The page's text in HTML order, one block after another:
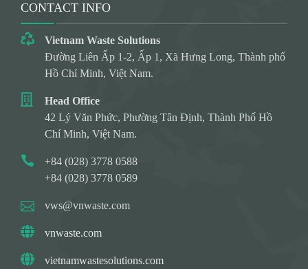
CONTACT INFO
Vietnam Waste Solutions
Đường Liên Ấp 1-2, Ấp 1, Xã Hưng Long, Thành phố
Hồ Chí Minh, Việt Nam.
Head Office
42 Lý Văn Phức, Phường Tân Định, Thành Phố Hồ
Chí Minh, Việt Nam.
+84 (028) 3778 0588
+84 (028) 3778 0589
vws@vnwaste.com
vnwaste.com
vietnamwastesolutions.com